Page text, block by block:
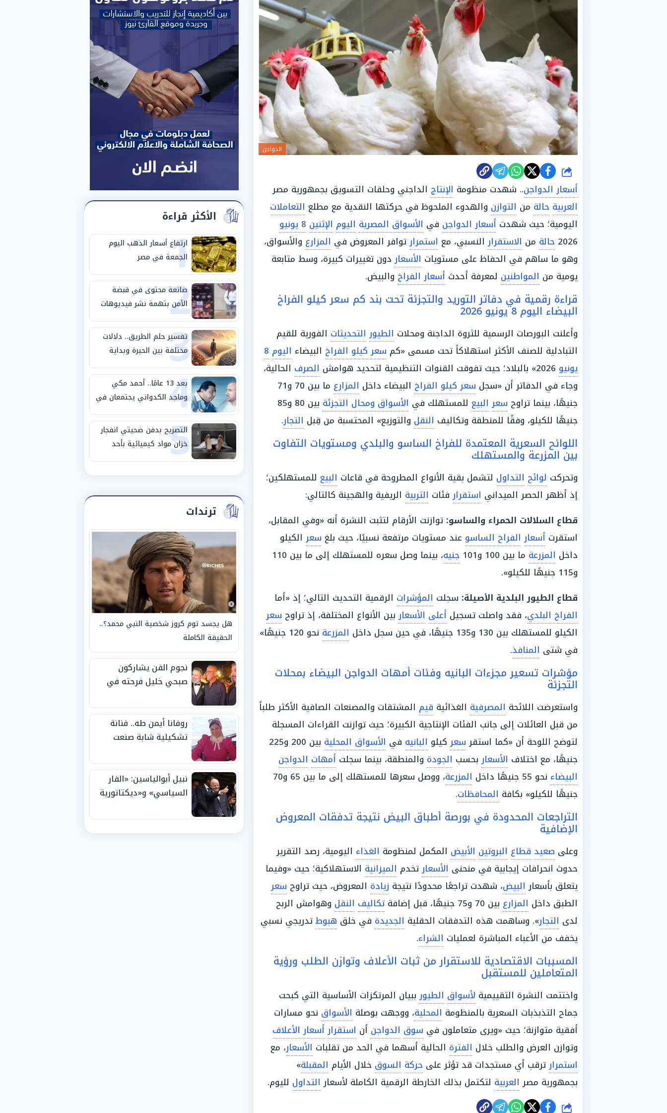
الدواجن
شارك
أسعار الدواجن.. شهدت منظومة الإنتاج الداجني وحلقات التسويق بجمهورية مصر
العربية حالة من التوازن والهدوء الملحوظ في حركتها النقدية مع مطلع التعاملات
اليومية؛ حيث شهدت أسعار الدواجن في الأسواق المصرية اليوم الإثنين 8 يونيو
2026 حالة من الاستقرارالنسبي، مع استمرارتوافر المعروض في المزارع والأسواق،
وهو ما ساهم في الحفاظ على مستويات الأسعاردون تغييرات كبيرة، وسط متابعة
يومية من المواطنين لمعرفة أحدث أسعار الفراخ والبيض.
قراءة رقمية في دفاتر التوريد والتجزئة تحت بند كم سعر كيلو الفراخ
البيضاء اليوم 8 يونيو 2026
وأعلنت البورصات الرسمية للثروة الداجنة ومحلات الطيور التحديثات الفورية للقيم
التبادلية للصنف الأكثر استهلاكاً تحت مسمى «كم سعر كيلو الفراخ البيضاء اليوم 8
يونيو
الصرف الحالية،
وجاء في الدفاتر أن «سجل سعر كيلو الفراخ البيضاء داخل المزارع
ما بين 70 و71
جنيهًا، بينما تراوح سعر البيع للمستهلك في الأسواق ومحال التجزئة
بين 80 و85
جنيهًا للكيلو، وفقًا للمنطقة وتكاليف النقل والتوزيع» المحتسبة من قِبل التجار.
اللوائح السعرية المعتمدة للفراخ الساسو والبلدي ومستويات التفاوت
بين المزرعة والمستهلك
وتحركت لوائح التداول لتشمل بقية الأنواع المطروحة في قاعات البيع للمستهلكين؛
إذ أظهر الحصر الميداني استقرارفئات التربية الريفية والهجينة كالتالي:
قطاع السلالات الحمراء والساسو: توازنت الأرقام لتثبت النشرة أنه «وفي المقابل،
استقرت أسعار الفراخ الساسو عند مستويات مرتفعة نسبيًا، حيث بلغ سعرالكيلو
داخل المزرعة ما بين 100 و101 جنيه
، بينما وصل سعره للمستهلك إلى ما بين 110
و115 جنيهًا للكيلو».
قطاع الطيورالبلدية الأصيلة: سجلت المؤشرات الرقمية التحديث التالي؛ إذ «أما
الفراخ البلدي، فقد واصلت تسجيل أعلى الأسعاربين الأنواع المختلفة، إذ تراوح سعر
الكيلو للمستهلك بين 130 و135 جنيهًا، في حين سجل داخل
المزرعة
نحو 120 جنيهًا»
في شتى المنافذ.
مؤشرات تسعير مجزءات البانيه وفئات أمهات الدواجن البيضاء بمحلات
التجزئة
واستعرضت اللائحة المصرفية الغذائية قيم المشتقات والمصنعات الصافية الأكثر طلباً
من قبل العائلات إلى جانب الفئات الإنتاجية الكبيرة؛ حيث توازنت القراءات المسجلة
لتوضح اللوحة أن «كما استقرسعركيلو البانيه في الأسواق المحلية
بين 200 و225
جنيهًا، مع اختلاف الأسعاربحسب الجودة والمنطقة، بينما سجلت أمهات الدواجن
البيضاء نحو 55 جنيهًا داخل المزرعة
، ووصل سعرها للمستهلك إلى ما بين 65 و70
جنيهًا للكيلو» بكافة المحافظات.
التراجعات المحدودة في بورصة أطباق البيض نتيجة تدفقات المعروض
الإضافية
وعلى صعيد قطاع البروتين الأبيض المكمل لمنظومة الغذاء اليومية، رصد التقرير
حدوث انحرافات إيجابية في منحنى الأسعارتخدم الميزانية الاستهلاكية؛ حيث «وفيما
يتعلق بأسعار البيض، شهدت تراجعًا محدودًا نتيجة زيادة المعروض، حيث تراوح سعر
الطبق داخل المزارع بين 70 و75 جنيهًا، قبل إضافة تكاليف النقل وهوامش الربح
لدى التجار». وساهمت هذه التدفقات الحقلية الجديدة في خلق هبوطتدريجي نسبي
يخفف من الأعباء المباشرة لعمليات الشراء.
المسببات الاقتصادية للاستقرار من ثبات الأعلاف وتوازن الطلب ورؤية
المتعاملين للمستقبل
واختتمت النشرة التقييمية لأسواق الطيورببيان المرتكزات الأساسية التي كبحت
جماح التذبذبات السعرية بالمنظومة المحلية، ووجهت بوصلة الأسواق نحو مسارات
أفقية متوازنة؛ حيث «ويرى متعاملون في سوق الدواجن أن استقرارأسعار الأعلاف
وتوازن العرض والطلب خلال الفترة الحالية أسهما في الحد من تقلبات الأسعار، مع
استمرارترقب أي مستجدات قد تؤثر على حركة السوق خلال الأيام المقبلة»
بجمهورية مصر العربية لتكتمل بذلك الخارطة الرقمية الكاملة لأسعار التداول لليوم.
الأكثر قراءة
1
ارتفاع أسعار الذهب اليوم
الجمعة في مصر
2
صانعة محتوى في قبضة
الأمن بتهمة نشر فيديوهات
خادشة للحياء
3
تفسير حلم الطريق.. دلالات
مختلفة بين الحيرة وبداية
مرحلة جديدة
4 بعد 13 عامًا.. أحمد مكي
وماجد الكدواني يجتمعان في
«فرصة سعيدة»
5
التصريح بدفن ضحيتي انفجار
خزان مواد كيميائية بأحد
مصانع الفيوم
ترندات
هل يجسد توم كروز شخصية النبي محمد؟..
الحقيقة الكاملة
نجوم الفن يشاركون
صبحي خليل فرحته في
روفانا أيمن طه.. فنانة
تشكيلية شابة صنعت
الجوائز منذ الصغر
نبيل أبوالياسين: «الفار
السياسي» و«ديكتاتورية
الفيفا».. وإقالة